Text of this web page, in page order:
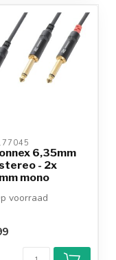
6,35mm
- 2x
mono
voorraad